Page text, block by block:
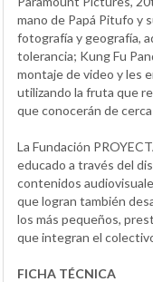
mano de Papá Pitufo y
fotografía y geografía,
tolerancia; Kung Fu
montaje de video y les
utilizando la fruta que
que conocerán de
La Fundación
educado a través del
contenidos
que logran también
los más pequeños,
que integran el
FICHA TÉCNICA